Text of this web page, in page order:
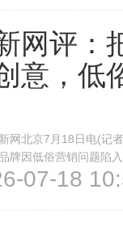
网评：
意，低
北京7月18日电(记者
牌因低俗营销问题
罗技分销商被市场监管
07-18